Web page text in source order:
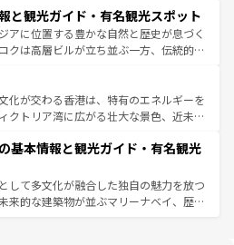
わってみてほしい。 なお、新着の韓国情報はコンテンツ一
い。
伝統が息づく。ハノイの古い町並みやホ
ンス統治時代の建物も、独特の雰囲気を
また、バラエティの豊かさとおいしさで
インミー、ベトナムコーヒーなどは、ぜ
い。どの地域を訪れてもあたたかい人々
くれるので、きっと忘れられない旅にな
と観光ガイド・有名観光スポット
アに位置する豊かな自然と歴史が息づく
クは高層ビルが立ち並ぶ一方、伝統的な
いる。北部ではチェンマイなどの山岳地
い、南部ではプーケットやクラビの美し
ト気分を楽しむことができる。タイ料理
年中温暖で、どの季節にも異なる楽しみ
しみやすいタイの人々、仏教を中心とし
様な観光資源が、訪れる旅人を魅了し続
新着のタイ情報はコンテンツ一覧を参照して
化が交わる香港は、特有のエネルギーを
クトリア湾に広がる壮大な景色、近未来
も感動するはず。観光スポットが密集し
見どころを回れるのも魅力。息をのむよ
的な体験まで、香港を存分に楽しみ尽く
新着の香港情報はコンテンツ一覧を参照して
基本情報と観光ガイド・有名観光
して多文化が融合した独自の魅力を放つ
来的な建築物が並ぶマリーナベイ、歴史